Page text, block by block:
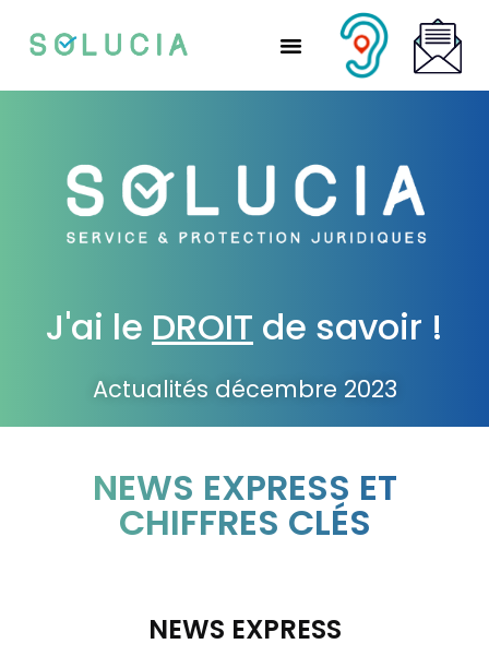
J'ai le DROIT de savoir !
Actualités décembre 2023
NEWS EXPRESS ET
CHIFFRES CLÉS
NEWS EXPRESS